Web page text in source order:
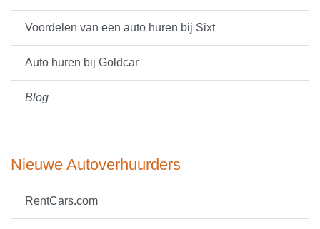
Voordelen van een auto huren bij Sixt
Auto huren bij Goldcar
Blog
Nieuwe Autoverhuurders
RentCars.com